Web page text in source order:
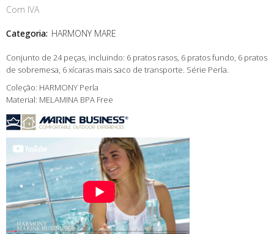
Com IVA
Categoria: HARMONY MARE
Conjunto de 24 peças, incluindo: 6 pratos rasos, 6 pratos fundo, 6 pratos
de sobremesa, 6 xícaras mais saco de transporte. Série Perla.
Coleção: HARMONY Perla
Material: MELAMINA BPA Free